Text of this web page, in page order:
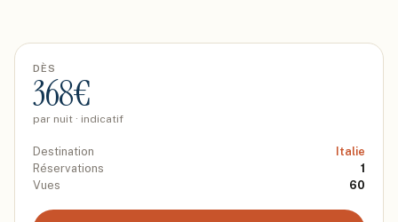
DÈS
368€
par nuit · indicatif
Destination
Italie
Réservations
1
Vues
60